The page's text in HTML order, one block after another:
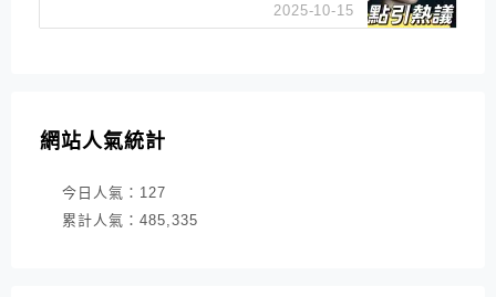
2025-10-15
網站人氣統計
今日人氣： 127
累計人氣： 485,335